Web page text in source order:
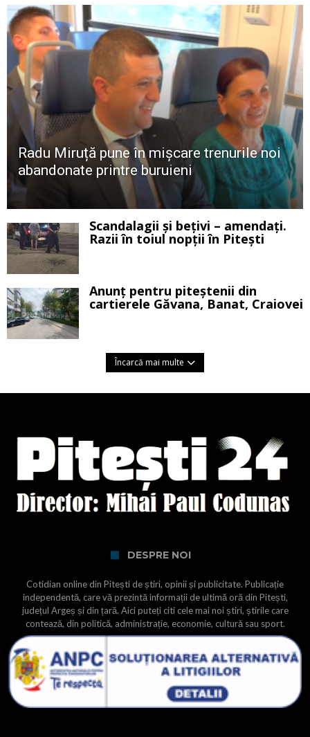
Radu Miruță pune în mișcare trenurile noi
abandonate printre buruieni
Scandalagii și bețivi – amendați.
Razii în toiul nopții în Pitești
Anunț pentru piteștenii din
cartierele Găvana, Banat, Craiovei
Încarcă mai multe
DESPRE NOI
Cotidian online din Pitești de știri, opinii și publicitate. Publicație
independentă, care vă prezintă informații de ultimă oră din Pitești,
județul Argeș și din țară. Aici puteți citi cele mai noi știri, știrile care
contează, din politică, administrație, economie, cultură sau sport.